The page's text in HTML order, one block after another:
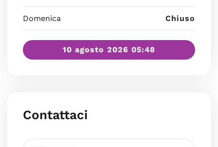
Domenica Chiuso
10 agosto 2026 05:48
Contattaci